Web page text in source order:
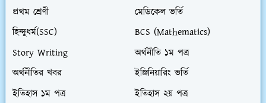
প্রথম শ্রেণী
মেডিকেল ভর্তি
হিন্দুধর্ম(SSC)
BCS (Mathematics)
Story Writing
অর্থনীতি ১ম পত্র
অর্থনীতির খবর
ইঞ্জিনিয়ারিং ভর্তি
ইতিহাস ১ম পত্র
ইতিহাস ২য় পত্র